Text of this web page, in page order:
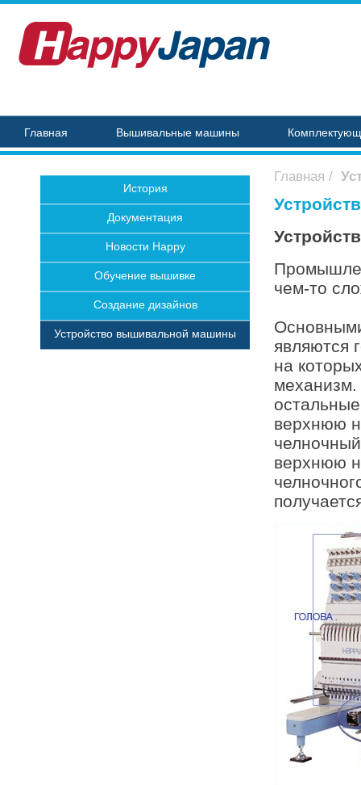
Главная Вышивальные машины
История
Документация
Новости Happy
Обучение вышивке
Создание дизайнов
Устройство вышивальной машины
Главная /
чем-то
являются
на
механизм.
верхнюю
верхнюю